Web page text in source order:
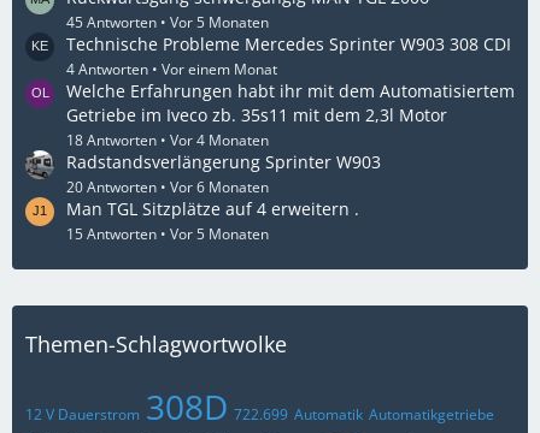
45 Antworten Vor 5 Monaten
Technische Probleme Mercedes Sprinter W903 308 CDI
4 Antworten Vor einem Monat
Welche Erfahrungen habt ihr mit dem Automatisiertem
Getriebe im Iveco zb. 35s11 mit dem 2,3l Motor
18 Antworten Vor 4 Monaten
Radstandsverlängerung Sprinter W903
20 Antworten Vor 6 Monaten
Man TGL Sitzplätze auf 4 erweitern .
15 Antworten Vor 5 Monaten
Themen-Schlagwortwolke
12 V Dauerstrom 308D 722.699 Automatik Automatikgetriebe